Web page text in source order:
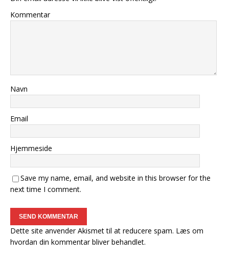
Kommentar
Navn
Email
Hjemmeside
Save my name, email, and website in this browser for the
next time I comment.
Dette site anvender Akismet til at reducere spam. Læs om
hvordan din kommentar bliver behandlet.